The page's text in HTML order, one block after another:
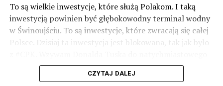
To są wielkie inwestycje, które służą Polakom. I taką
inwestycją powinien być głębokowodny terminal wodny
w Świnoujściu. To są inwestycje, które zwracają się całej
Polsce. Dzisiaj ta inwestycja jest blokowana, tak jak było
odblokowania CPK.
CZYTAJ DALEJ